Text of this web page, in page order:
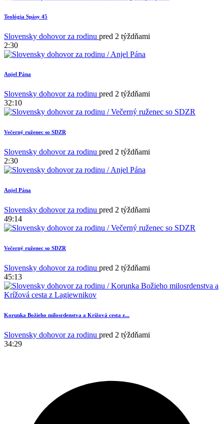
Teológia Spásy 45
Slovensky dohovor za rodinu pred 2 týždňami
2:30
Anjel Pána
Slovensky dohovor za rodinu pred 2 týždňami
32:10
Večerný ruženec so SDZR
Slovensky dohovor za rodinu pred 2 týždňami
2:30
Anjel Pána
Slovensky dohovor za rodinu pred 2 týždňami
49:14
Večerný ruženec so SDZR
Slovensky dohovor za rodinu pred 2 týždňami
45:13
Korunka Božieho milosrdenstva a Krížová cesta z...
Slovensky dohovor za rodinu pred 2 týždňami
34:29